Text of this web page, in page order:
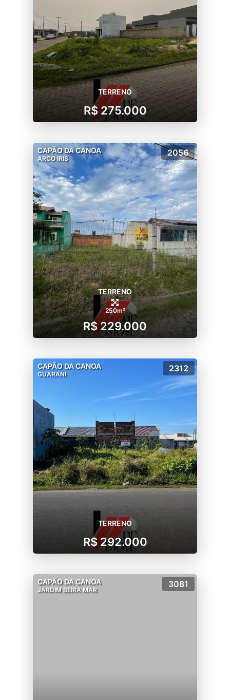
TERRENO
R$ 275.000
CAPÃO DA CANOA
ARCO IRIS
2056
TERRENO
250m²
R$ 229.000
CAPÃO DA CANOA
GUARANI
2312
TERRENO
R$ 292.000
CAPÃO DA CANOA
JARDIM BEIRA MAR
3081